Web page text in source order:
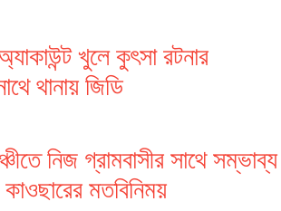
খুলে কুৎসা রটনার
থানায় জিডি
নিজ গ্রামবাসীর সাথে সম্ভাব্য
কাওছারের মতবিনিময়